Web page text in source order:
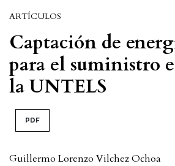
ARTÍCULOS
Captación de
para el suministro
la UNTELS
PDF
Guillermo Lorenzo Vilchez Ochoa